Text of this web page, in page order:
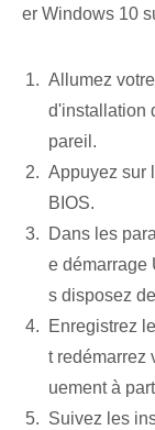
er Windows 10
Allumez
d'installation
pareil.
Appuyez sur
BIOS.
Dans les
e démarrage
s disposez
Enregistrez
t redémarrez
uement à
Suivez les